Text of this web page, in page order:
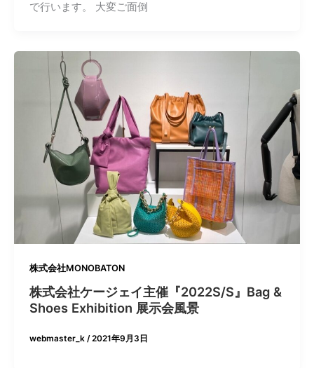
で行います。 大変ご面倒
株式会社MONOBATON
株式会社ケージェイ主催『2022S/S』Bag &
Shoes Exhibition 展示会風景
webmaster_k/2021年9月3日